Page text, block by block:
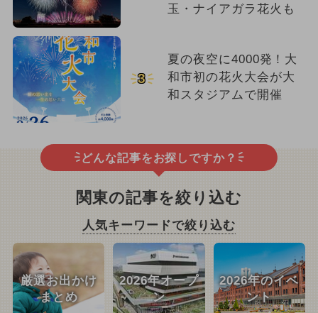
玉・ナイアガラ花火も
3
夏の夜空に4000発！大
和市初の花火大会が大
和スタジアムで開催
どんな記事をお探しですか？
関東の記事を絞り込む
人気キーワードで絞り込む
厳選お出かけ
まとめ
2026年オープ
ン
2026年のイベ
ント